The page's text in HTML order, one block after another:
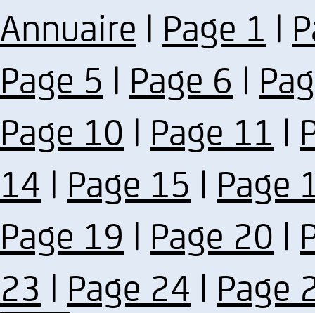
Annuaire | Page 1 |
Page 5 | Page 6 |
Page 10 | Page 11 |
14 | Page 15 | Page
Page 19 | Page 20 |
23 | Page 24 | Page